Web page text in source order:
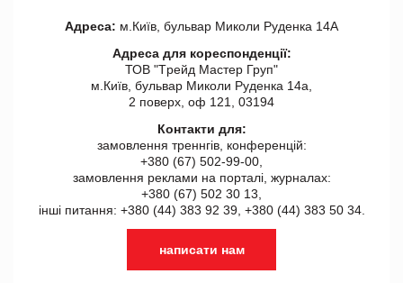
Адреса: м.Київ, бульвар Миколи Руденка 14А
Адреса для кореспонденції:
ТОВ "Tрейд Мастер Груп"
м.Київ, бульвар Миколи Руденка 14а,
2 поверх, оф 121, 03194
Контакти для:
замовлення треннгів, конференцій:
+380 (67) 502-99-00,
замовлення реклами на порталі, журналах:
+380 (67) 502 30 13,
інші питання: +380 (44) 383 92 39, +380 (44) 383 50 34.
написати нам